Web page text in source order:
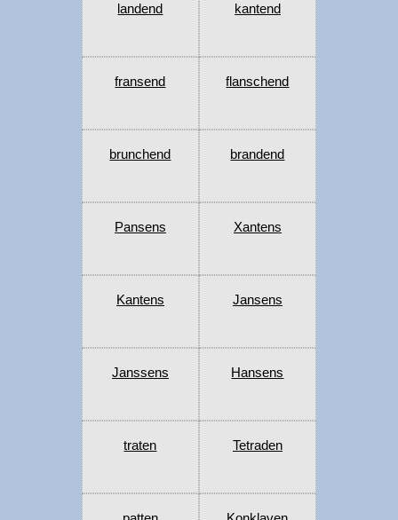
landend kantend
fransend flanschend
brunchend brandend
Pansens Xantens
Kantens Jansens
Janssens Hansens
traten Tetraden